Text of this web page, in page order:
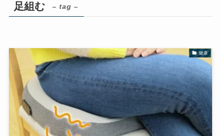
足組む – tag –
健康